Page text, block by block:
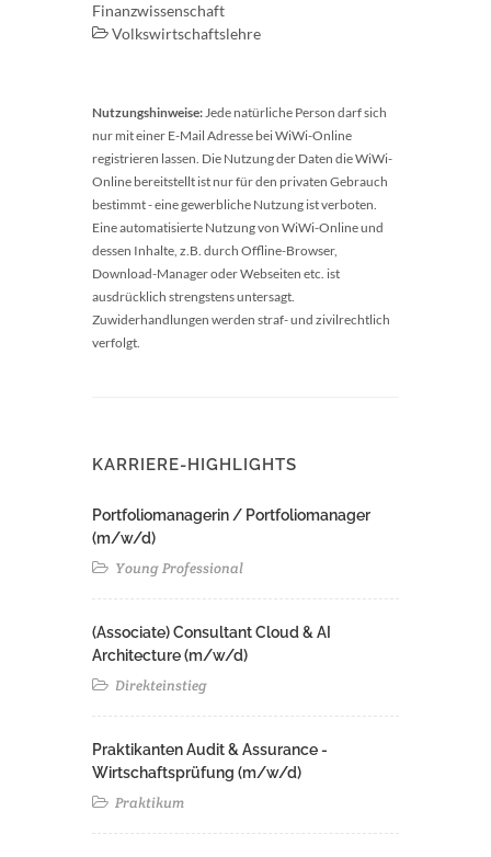
Finanzwissenschaft
Volkswirtschaftslehre
Nutzungshinweise:Jede natürliche Person darf sich
nur mit einer E-Mail Adresse bei WiWi-Online
registrieren lassen. Die Nutzung der Daten die WiWi-
Online bereitstellt ist nur für den privaten Gebrauch
bestimmt - eine gewerbliche Nutzung ist verboten.
Eine automatisierte Nutzung von WiWi-Online und
dessen Inhalte, z.B. durch Offline-Browser,
Download-Manager oder Webseiten etc. ist
ausdrücklich strengstens untersagt.
Zuwiderhandlungen werden straf- und zivilrechtlich
verfolgt.
KARRIERE-HIGHLIGHTS
Portfoliomanagerin / Portfoliomanager
(m/w/d)
Young Professional
(Associate) Consultant Cloud & AI
Architecture (m/w/d)​ ​
Direkteinstieg
Praktikanten Audit & Assurance -
Wirtschaftsprüfung (m/w/d)
Praktikum